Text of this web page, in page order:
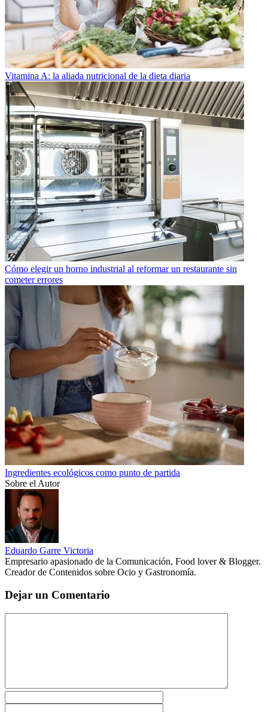
Vitamina A: la aliada nutricional de la dieta diaria
Cómo elegir un horno industrial al reformar un restaurante sin
cometer errores
Ingredientes ecológicos como punto de partida
Sobre el Autor
Eduardo Garre Victoria
Empresario apasionado de la Comunicación, Food lover & Blogger.
Creador de Contenidos sobre Ocio y Gastronomía.
Dejar un Comentario